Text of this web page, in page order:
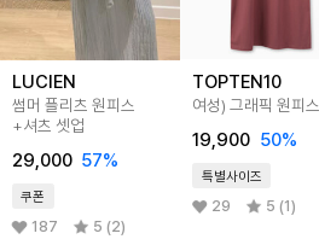
LUCIEN
썸머 플리츠 원피스
+셔츠 셋업
29,000 57%
쿠폰
187 5 (2)
TOPTEN10
여성) 그래픽 원피스
19,900 50%
특별사이즈
29 5 (1)